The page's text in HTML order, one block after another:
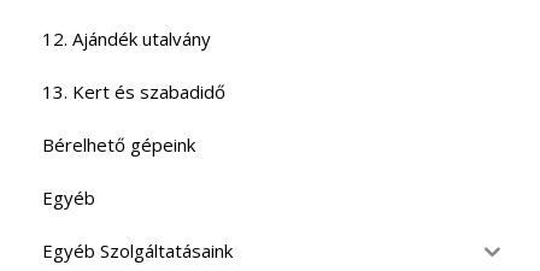
12. Ajándék utalvány
13. Kert és szabadidő
Bérelhető gépeink
Egyéb
Egyéb Szolgáltatásaink